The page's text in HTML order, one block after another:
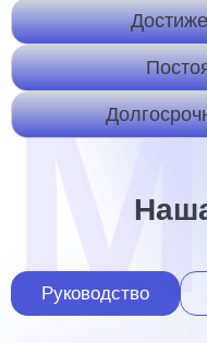
Руководство